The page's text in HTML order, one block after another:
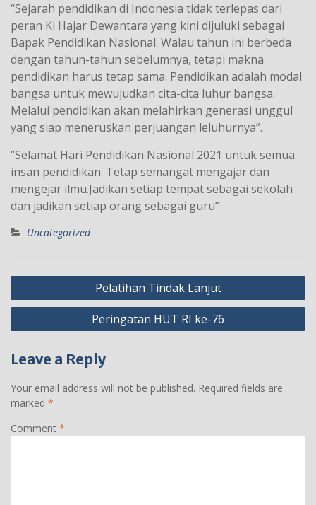
“Sejarah pendidikan di Indonesia tidak terlepas dari
peran Ki Hajar Dewantara yang kini dijuluki sebagai
Bapak Pendidikan Nasional. Walau tahun ini berbeda
dengan tahun-tahun sebelumnya, tetapi makna
pendidikan harus tetap sama. Pendidikan adalah modal
bangsa untuk mewujudkan cita-cita luhur bangsa.
Melalui pendidikan akan melahirkan generasi unggul
yang siap meneruskan perjuangan leluhurnya”.
“Selamat Hari Pendidikan Nasional 2021 untuk semua
insan pendidikan. Tetap semangat mengajar dan
mengejar ilmu.Jadikan setiap tempat sebagai sekolah
dan jadikan setiap orang sebagai guru”
Uncategorized
Post
navigation
Pelatihan Tindak Lanjut
Peringatan HUT RI ke-76
Leave a Reply
Your email address will not be published. Required fields are
marked *
Comment *